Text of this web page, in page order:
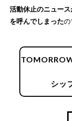
活動休止のニュー
を呼んでしまったの
シッ